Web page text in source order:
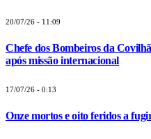
20/07/26 - 11:09
Chefe dos Bombeiros da
após missão internacional
17/07/26 - 0:13
Onze mortos e oito feridos a